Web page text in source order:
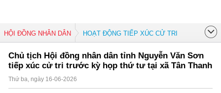
HỘI ĐỒNG NHÂN DÂN HOẠT ĐỘNG TIẾP XÚC CỬ TRI
Chủ tịch Hội đồng nhân dân tỉnh Nguyễn Văn Sơn
tiếp xúc cử tri trước kỳ họp thứ tư tại xã Tân Thanh
Thứ ba, ngày 16-06-2026